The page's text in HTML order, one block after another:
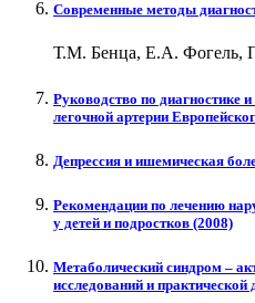
Современные методы
Т.М. Бенца, Е.А. Фогель,
Руководство по диагностике
легочной артерии
Депрессия и ишемическая
Рекомендации по лечению
у детей и подростков (2008)
Метаболический синдром –
исследований и практической